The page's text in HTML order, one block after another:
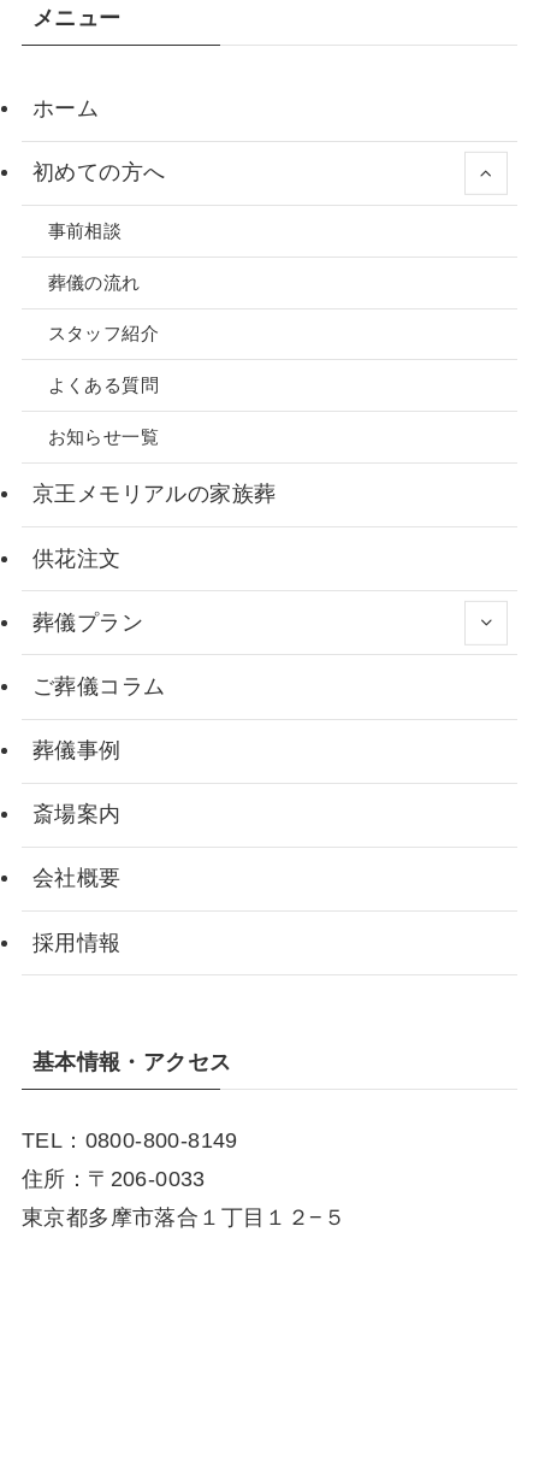
メニュー
ホーム
初めての方へ
事前相談
葬儀の流れ
スタッフ紹介
よくある質問
お知らせ一覧
京王メモリアルの家族葬
供花注文
葬儀プラン
ご葬儀コラム
葬儀事例
斎場案内
会社概要
採用情報
基本情報・アクセス
TEL：0800-800-8149
住所：〒206-0033
東京都多摩市落合１丁目１２−５